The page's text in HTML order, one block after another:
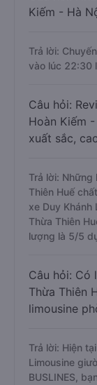
Kiếm - Hà
Trả lời:
vào lúc 22:30
Câu hỏi:
Hoàn Kiếm
xuất sắc,
Trả lời: Những
Thiên Huế
xe Duy Khánh
Thừa Thiên
lượng là 5/5
Câu hỏi: Có
Thừa Thiên
limousine
Trả lời: Hiện
Limousine
BUSLINES,